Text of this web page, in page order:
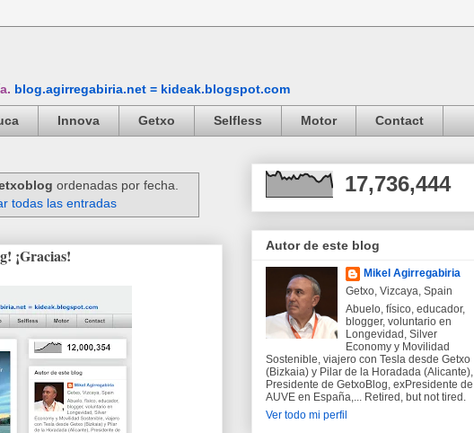
blog.agirregabiria.net = kideak.blogspot.com
Innova Getxo Selfless Motor Contact
ordenadas por fecha.
todas las entradas
¡Gracias!
17,736,444
Autor de este blog
Mikel Agirregabiria
Getxo, Vizcaya, Spain
Abuelo, físico, educador,
blogger, voluntario en
Longevidad, Silver
Economy y Movilidad
Sostenible, viajero con Tesla desde Getxo
(Bizkaia) y Pilar de la Horadada (Alicante),
Presidente de GetxoBlog, exPresidente de
AUVE en España,... Retired, but not tired.
Ver todo mi perfil